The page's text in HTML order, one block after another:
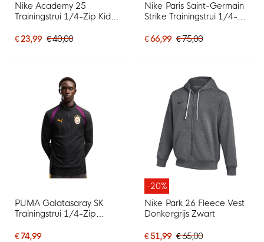
Nike Academy 25
Trainingstrui 1/4-Zip Kids
€ 23,99 € 40,00
Nike Paris Saint-Germain
Strike Trainingstrui 1/4-
Felrood Donkerblauw
€ 66,99 € 75,00
PUMA Galatasaray SK
Trainingstrui 1/4-Zip
Paars Oranje
€ 74,99
-20%
Nike Park 26 Fleece Vest
Donkergrijs Zwart
€ 51,99 € 65,00